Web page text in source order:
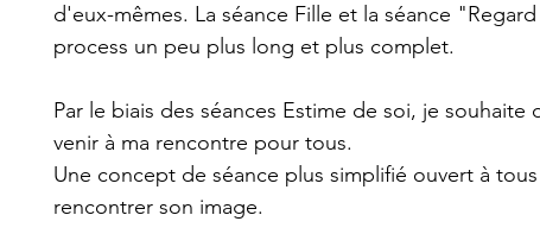
d'eux-mêmes. La séance Fille et la séance
process un peu plus long et plus complet.
Par le biais des séances Estime de soi, je
venir à ma rencontre pour tous.
Une concept de séance plus simplifié ouvert à
rencontrer son image.